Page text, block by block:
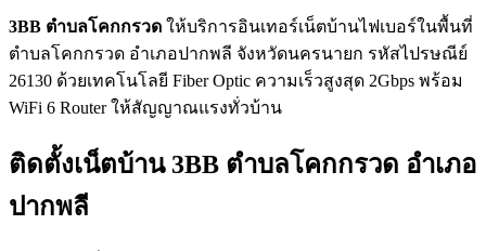
3BB ตำบลโคกกรวด ให้บริการอินเทอร์เน็ตบ้านไฟเบอร์ในพื้นที่
ตำบลโคกกรวด อำเภอปากพลี จังหวัดนครนายก รหัสไปรษณีย์
26130 ด้วยเทคโนโลยี Fiber Optic ความเร็วสูงสุด 2Gbps พร้อม
WiFi 6 Router ให้สัญญาณแรงทั่วบ้าน
ติดตั้งเน็ตบ้าน 3BB ตำบลโคกกรวด อำเภอ
ปากพลี